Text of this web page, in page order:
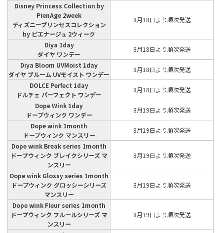
Disney Princess Collection by
PienAge 2week
ディズニープリンセスコレクション
by ピエナージュ 2ウィーク
8月18日より順次発送
Diya 1day
ダイヤ ワンデー
8月18日より順次発送
Diya Bloom UVMoist 1day
ダイヤ ブルーム UVモイスト ワンデー
8月18日より順次発送
DOLCE Perfect 1day
ドルチェ パーフェクト ワンデー
8月18日より順次発送
Dope Wink 1day
ドープウィンク ワンデー
8月19日より順次発送
Dope wink 1month
ドープウィンク マンスリー
8月19日より順次発送
Dope wink Break series 1month
ドープウィンク ブレイクシリーズ マ
ンスリー
8月19日より順次発送
Dope wink Glossy series 1month
ドープウィンク グロッシーシリーズ
マンスリー
8月19日より順次発送
Dope wink Fleur series 1month
ドープウィンク フルールシリーズ マ
ンスリー
8月19日より順次発送